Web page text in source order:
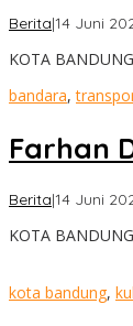
Berita|14 Juni
KOTA
bandara,
Farhan
Berita|14 Juni
KOTA
kota bandung,